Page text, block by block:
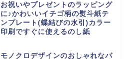
お祝いやプレゼントのラッピング
に♪かわいいイチゴ柄の熨斗紙テ
ンプレート(蝶結びの水引)カラー
印刷ですぐに使えるのし紙
モノクロデザインのおしゃれなパ